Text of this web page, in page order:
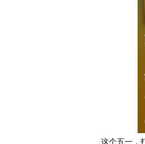
这个五一，